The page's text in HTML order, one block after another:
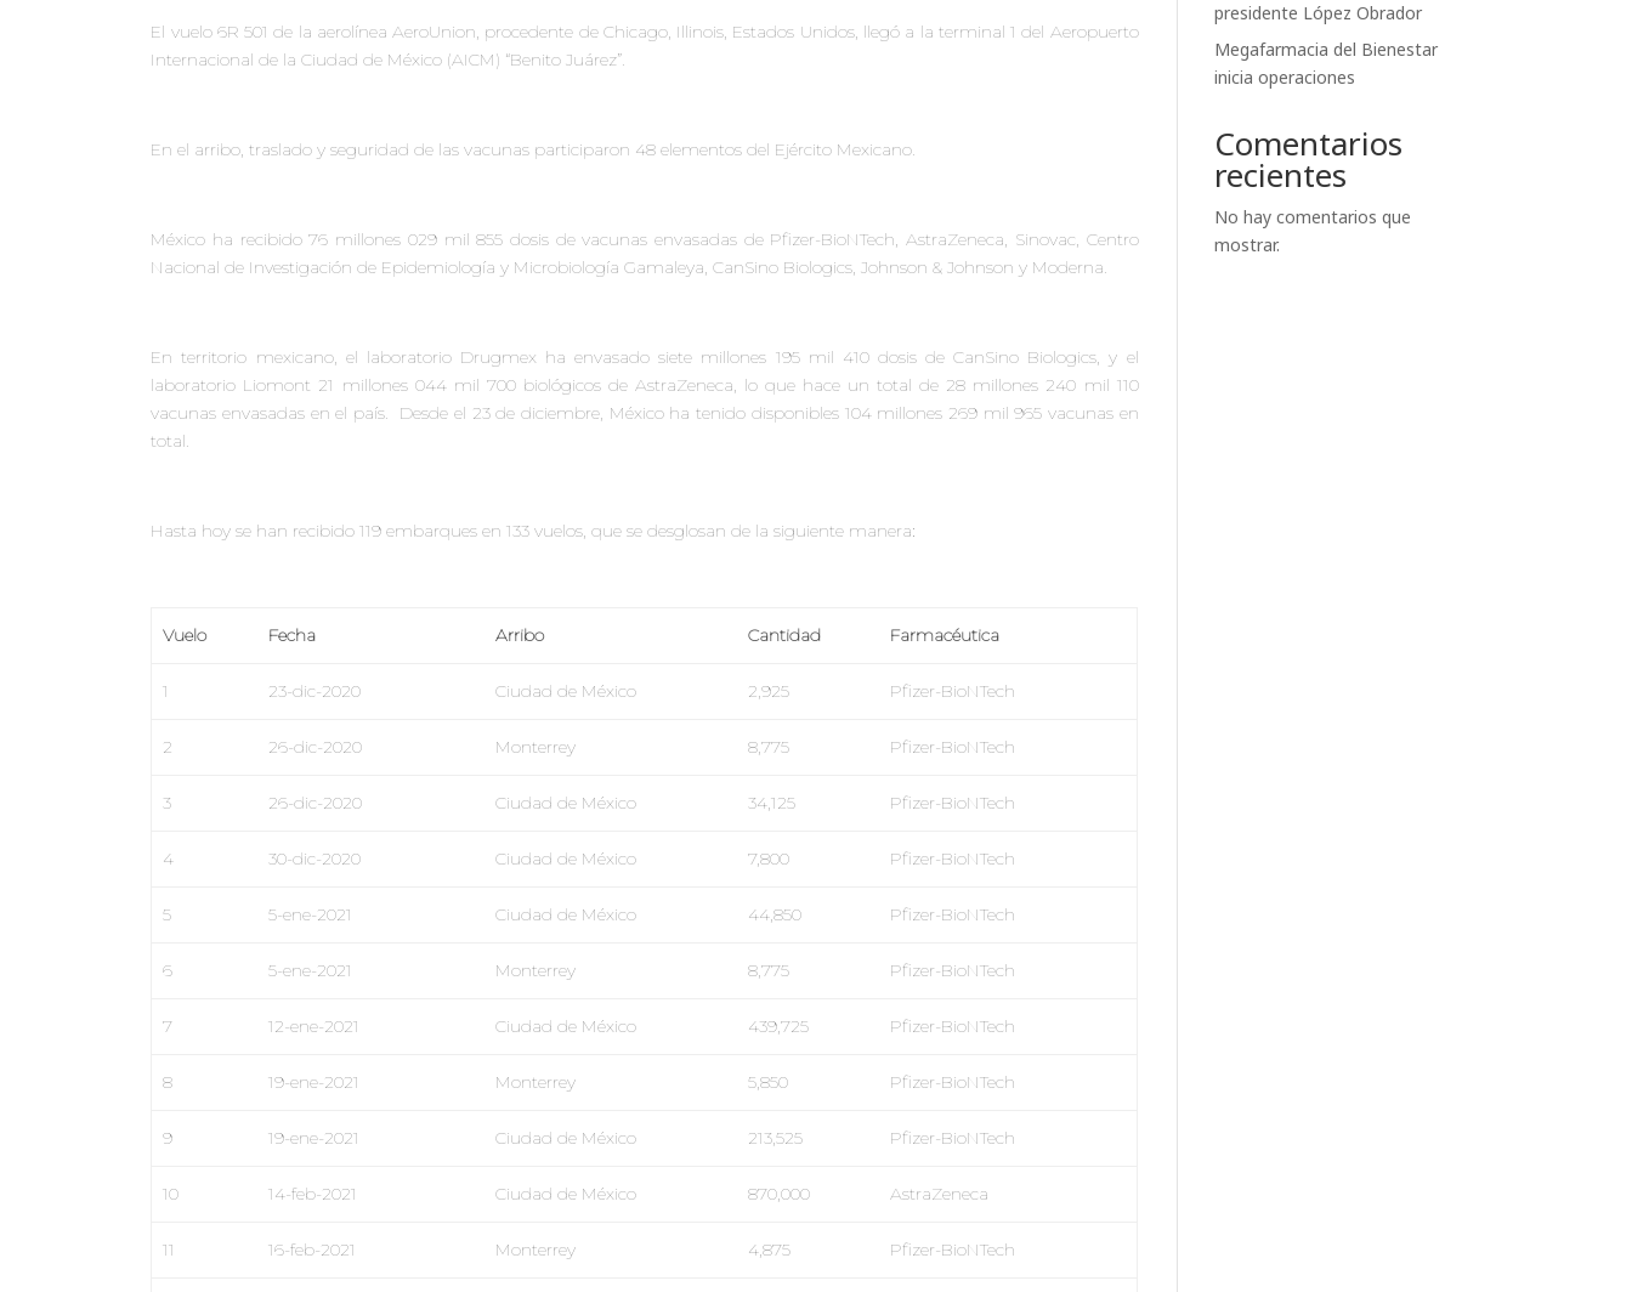
El vuelo 6R 501 de la aerolínea AeroUnion, procedente de Chicago, Illinois, Estados Unidos, llegó a la terminal 1 del Aeropuerto
Internacional de la Ciudad de México (AICM) “Benito Juárez”.
En el arribo, traslado y seguridad de las vacunas participaron 48 elementos del Ejército Mexicano.
México ha recibido 76 millones 029 mil 855 dosis de vacunas envasadas de Pfizer-BioNTech, AstraZeneca, Sinovac, Centro
Nacional de Investigación de Epidemiología y Microbiología Gamaleya, CanSino Biologics, Johnson & Johnson y Moderna.
En territorio mexicano, el laboratorio Drugmex ha envasado siete millones 195 mil 410 dosis de CanSino Biologics, y el
laboratorio Liomont 21 millones 044 mil 700 biológicos de AstraZeneca, lo que hace un total de 28 millones 240 mil 110
vacunas envasadas en el país. Desde el 23 de diciembre, México ha tenido disponibles 104 millones 269 mil 965 vacunas en
total.
Hasta hoy se han recibido 119 embarques en 133 vuelos, que se desglosan de la siguiente manera:
Vuelo Fecha Arribo Cantidad Farmacéutica
1 23-dic-2020 Ciudad de México 2,925 Pfizer-BioNTech
2 26-dic-2020 Monterrey 8,775 Pfizer-BioNTech
3 26-dic-2020 Ciudad de México 34,125 Pfizer-BioNTech
4 30-dic-2020 Ciudad de México 7,800 Pfizer-BioNTech
5 5-ene-2021 Ciudad de México 44,850 Pfizer-BioNTech
6 5-ene-2021 Monterrey 8,775 Pfizer-BioNTech
7 12-ene-2021 Ciudad de México 439,725 Pfizer-BioNTech
8 19-ene-2021 Monterrey 5,850 Pfizer-BioNTech
9 19-ene-2021 Ciudad de México 213,525 Pfizer-BioNTech
10 14-feb-2021 Ciudad de México 870,000 AstraZeneca
11 16-feb-2021 Monterrey 4,875 Pfizer-BioNTech
presidente López Obrador
Megafarmacia del Bienestar
inicia operaciones
Comentarios
recientes
No hay comentarios que
mostrar.